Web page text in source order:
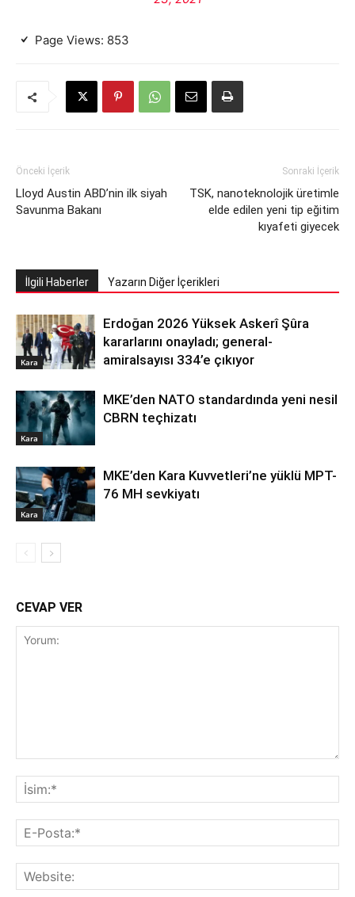
Page Views: 853
Önceki İçerik
Lloyd Austin ABD’nin ilk siyah
Savunma Bakanı
Sonraki İçerik
TSK, nanoteknolojik üretimle
elde edilen yeni tip eğitim
kıyafeti giyecek
İlgili Haberler Yazarın Diğer İçerikleri
Kara
Erdoğan 2026 Yüksek Askerî Şûra
kararlarını onayladı; general-
amiralsayısı 334’e çıkıyor
Kara
MKE’den NATO standardında yeni nesil
CBRN teçhizatı
Kara
MKE’den Kara Kuvvetleri’ne yüklü MPT-
76 MH sevkiyatı
CEVAP VER